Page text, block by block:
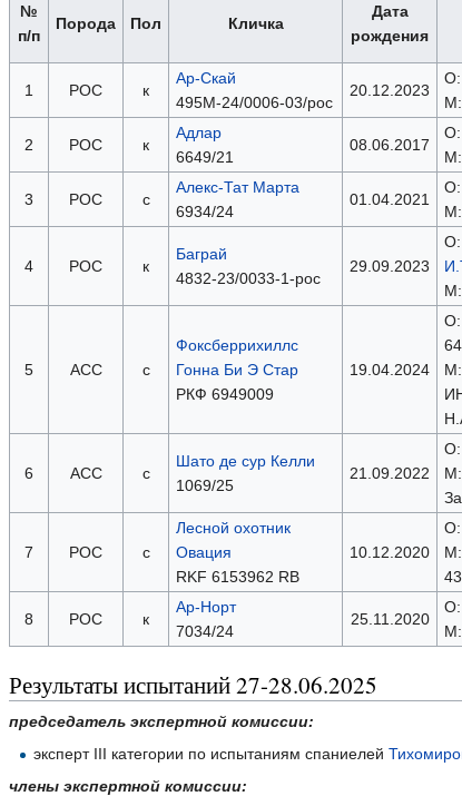
№
п/п
Порода Пол Кличка
Дата
рождения
1 РОС к
Ар-Скай
495М-24/0006-03/рос
20.12.2023
О:
М:
2 РОС к
Адлар
6649/21
08.06.2017
О:
М:
3 РОС с
Алекс-Тат Марта
6934/24
01.04.2021
О:
М:
4 РОС к
Баграй
4832-23/0033-1-рос
29.09.2023
О:
М:
5 АСС с
Фоксберрихиллс
Гонна Би Э Стар
РКФ 6949009
19.04.2024
6 АСС с
Шато де сур Келли
1069/25
21.09.2022
О:
М:
7 РОС с
Лесной охотник
Овация
RKF 6153962 RB
10.12.2020
О:
М:
8 РОС к
Ар-Норт
7034/24
25.11.2020
О:
М:
Результаты испытаний 27-28.06.2025
председатель экспертной комиссии:
эксперт III категории по испытаниям спаниелей
члены экспертной комиссии: